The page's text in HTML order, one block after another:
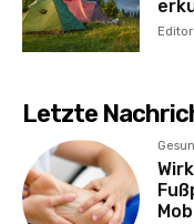
Editor
Letzte